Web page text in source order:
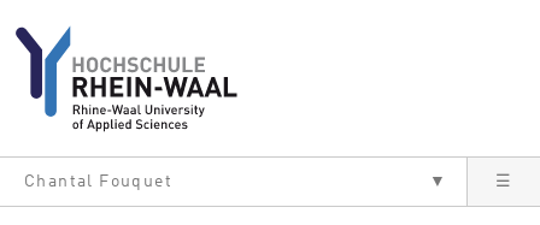
Chantal Fouquet ▼ ☰